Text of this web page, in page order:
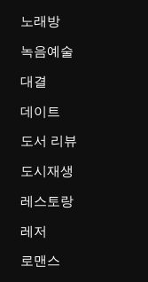
노래방
녹음예술
대결
데이트
도서 리뷰
도시재생
레스토랑
레저
로맨스